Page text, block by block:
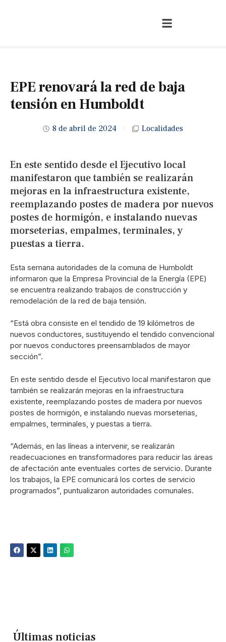
EPE renovará la red de baja
tensión en Humboldt
8 de abril de 2024 Localidades
En este sentido desde el Ejecutivo local
manifestaron que también se realizarán
mejoras en la infraestructura existente,
reemplazando postes de madera por nuevos
postes de hormigón, e instalando nuevas
morseterias, empalmes, terminales, y
puestas a tierra.
Esta semana autoridades de la comuna de Humboldt
informaron que la Empresa Provincial de la Energía (EPE)
se encuentra realizando trabajos de construcción y
remodelación de la red de baja tensión.
“Está obra consiste en el tendido de 19 kilómetros de
nuevos conductores, sustituyendo el tendido convencional
por nuevos conductores preensamblados de mayor
sección”.
En este sentido desde el Ejecutivo local manifestaron que
también se realizarán mejoras en la infraestructura
existente, reemplazando postes de madera por nuevos
postes de hormigón, e instalando nuevas morseterias,
empalmes, terminales, y puestas a tierra.
“Además, en las líneas a intervenir, se realizarán
readecuaciones en transformadores para reducir las áreas
de afectación ante eventuales cortes de servicio. Durante
los trabajos, la EPE comunicará los cortes de servicio
programados”, puntualizaron autoridades comunales.
Últimas noticias